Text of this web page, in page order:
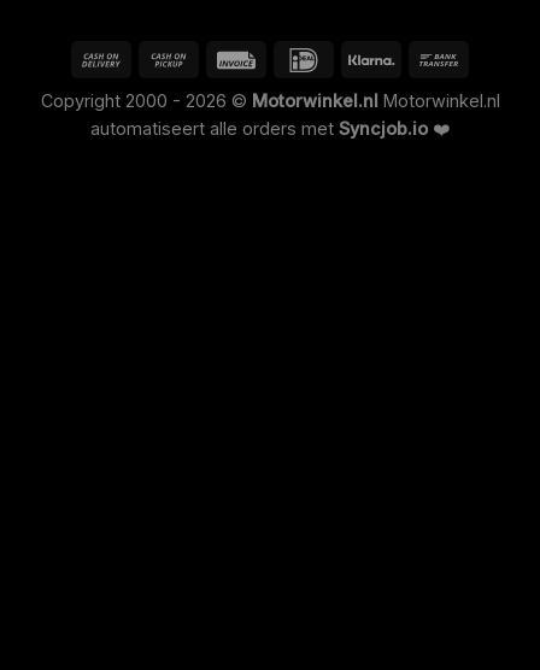
Copyright 2000 - 2026 © Motorwinkel.nl Motorwinkel.nl
automatiseert alle orders met Syncjob.io ❤️